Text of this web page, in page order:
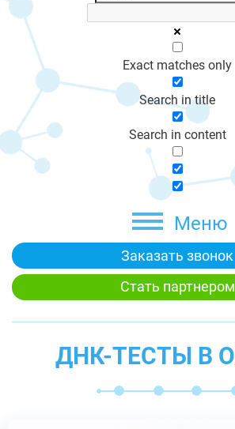
Exact matches only
Search in title
Search in content
Меню
Заказать звонок
Стать партнером
ДНК-ТЕСТЫ В